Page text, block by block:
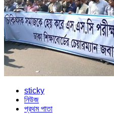
sticky
নিউজ
প্রথম পাতা